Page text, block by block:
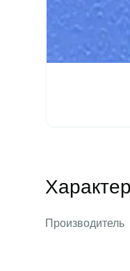
Производитель